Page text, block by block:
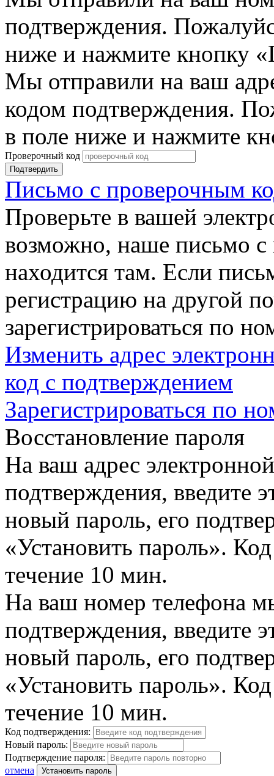
подтверждения.
ниже и нажмите кнопку
Мы отправили на ваш
кодом подтверждения.
в поле ниже и нажмите
Проверочный код
Подтвердить
Письмо с проверочным
Проверьте в вашей
возможно, наше письмо с
находится там. Если
регистрацию на другой
зарегистрироваться по
Изменить адрес
код с подтверждением
Зарегистрироваться по
Восстановление пароля
На ваш адрес
подтверждения, введите
новый пароль, его
«Установить пароль».
течение 10 мин.
На ваш номер телефона
подтверждения, введите
новый пароль, его
«Установить пароль».
течение 10 мин.
Код подтверждения:
Новый пароль:
Подтверждение пароля:
отмена
Установить пароль